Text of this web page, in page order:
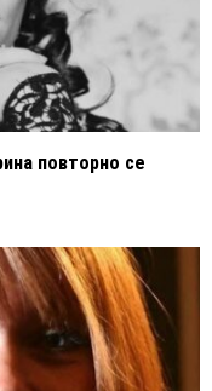
повторно се